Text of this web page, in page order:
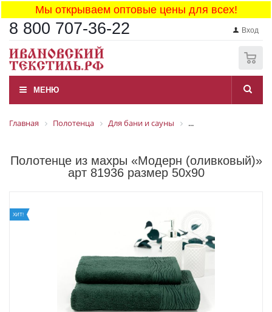
Мы открываем оптовые цены для всех!
8 800 707-36-22 Вход
МЕНЮ
Главная Полотенца Для бани и сауны ...
Полотенце из махры «Модерн (оливковый)»
арт 81936 размер 50x90
ХИТ!